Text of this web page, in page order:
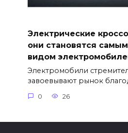
Электрические
они становятся
видом
Электромобили
завоевывают рынок
0 26